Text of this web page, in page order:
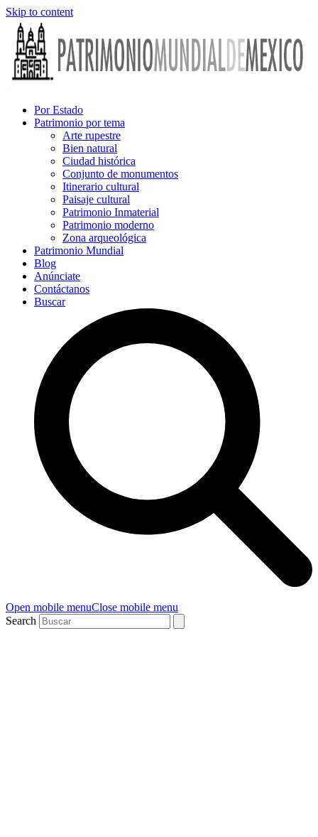
Skip to content
Por Estado
Patrimonio por tema
Arte rupestre
Bien natural
Ciudad histórica
Conjunto de monumentos
Itinerario cultural
Paisaje cultural
Patrimonio Inmaterial
Patrimonio moderno
Zona arqueológica
Patrimonio Mundial
Blog
Anúnciate
Contáctanos
Buscar
Open mobile menuClose mobile menu
Search